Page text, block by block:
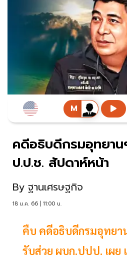
คดีอธิบดีกรมอุทยา
ป.ป.ช. สัปดาห์หน้า
By ฐานเศรษฐกิจ
18 ม.ค. 66 | 11:00 น.
คืบ คดีอธิบดีกรมอุทยา
รับส่วย ผบก.ปปป. เผย